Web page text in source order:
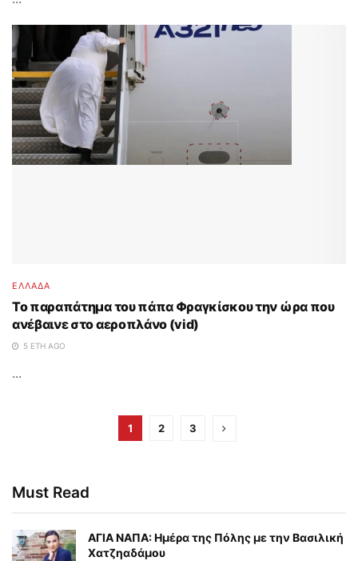
ΕΛΛΑΔΑ
Το παραπάτημα του πάπα Φραγκίσκου την ώρα που
ανέβαινε στο αεροπλάνο (vid)
5 ΈΤΗ AGO
...
1 2 3
Must Read
ΑΓΙΑ ΝΑΠΑ: Ημέρα της Πόλης με την Βασιλική
Χατζηαδάμου